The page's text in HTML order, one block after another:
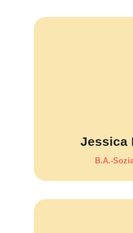
Jessica
B.A.-